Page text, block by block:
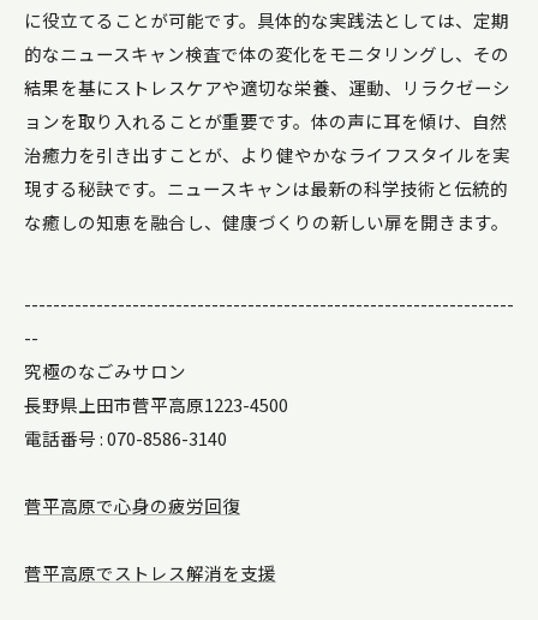
に役立てることが可能です。具体的な実践法としては、定期
的なニュースキャン検査で体の変化をモニタリングし、その
結果を基にストレスケアや適切な栄養、運動、リラクゼーシ
ョンを取り入れることが重要です。体の声に耳を傾け、自然
治癒力を引き出すことが、より健やかなライフスタイルを実
現する秘訣です。ニュースキャンは最新の科学技術と伝統的
な癒しの知恵を融合し、健康づくりの新しい扉を開きます。
--------------------------------------------------------------------
--
究極のなごみサロン
長野県上田市菅平高原1223-4500
電話番号 : 070-8586-3140
菅平高原で心身の疲労回復
菅平高原でストレス解消を支援